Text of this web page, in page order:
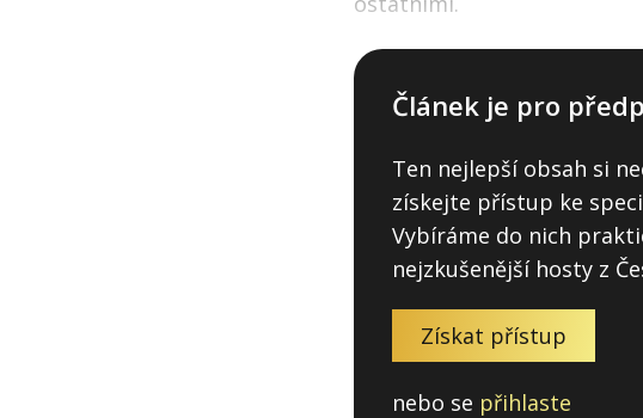
Článek je pro
Ten nejlepší obsah si
získejte přístup ke
Vybíráme do nich
nejzkušenější hosty z
Získat přístup
nebo se přihlaste